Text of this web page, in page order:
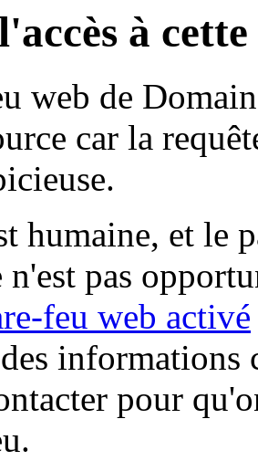
à
web de
car la
humaine, et le
n'est pas
feu web activé
informations
pour